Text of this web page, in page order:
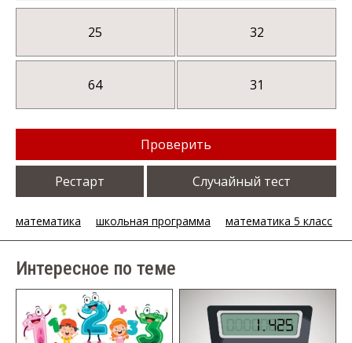
25 32
64 31
Проверить
Рестарт Случайный тест
математика школьная программа математика 5 класс
Интересное по теме